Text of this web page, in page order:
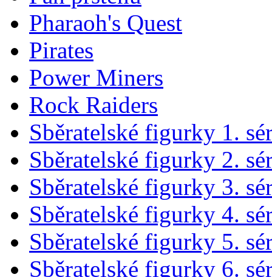
Pharaoh's Quest
Pirates
Power Miners
Rock Raiders
Sběratelské figurky 1.
Sběratelské figurky 2.
Sběratelské figurky 3.
Sběratelské figurky 4.
Sběratelské figurky 5.
Sběratelské figurky 6.